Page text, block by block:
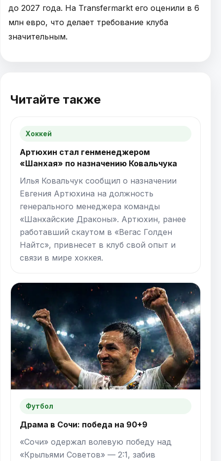
до 2027 года. На Transfermarkt его оценили в 6
млн евро, что делает требование клуба
значительным.
Читайте также
Хоккей
Артюхин стал генменеджером
«Шанхая» по назначению Ковальчука
Илья Ковальчук сообщил о назначении
Евгения Артюхина на должность
генерального менеджера команды
«Шанхайские Драконы». Артюхин, ранее
работавший скаутом в «Вегас Голден
Найтс», привнесет в клуб свой опыт и
связи в мире хоккея.
Футбол
Драма в Сочи: победа на 90+9
«Сочи» одержал волевую победу над
«Крыльями Советов» — 2:1, забив